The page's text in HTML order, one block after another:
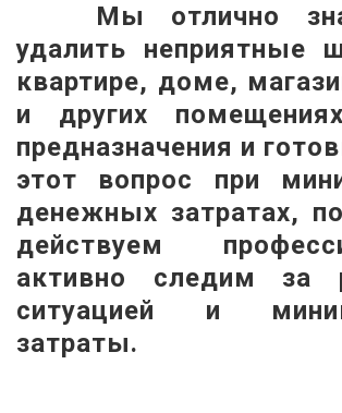
Мы отлично
удалить неприятные
квартире, доме,
и других
предназначения и
этот вопрос при
денежных затратах,
действуем
активно следим за
ситуацией и
затраты.